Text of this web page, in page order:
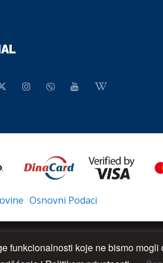
Osnovni Podaci
koje ne bismo